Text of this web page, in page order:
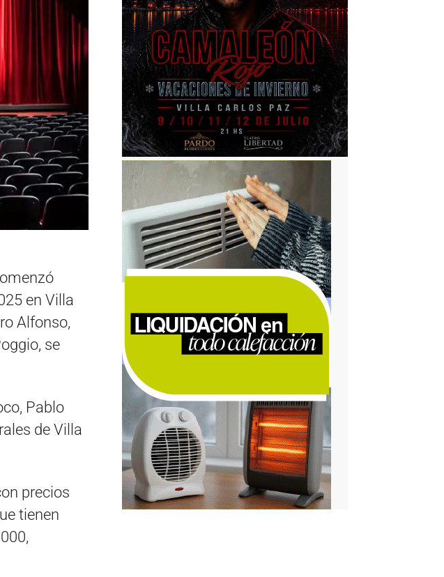
en Villa
Alfonso,
se
Pablo
de Villa
precios
tienen